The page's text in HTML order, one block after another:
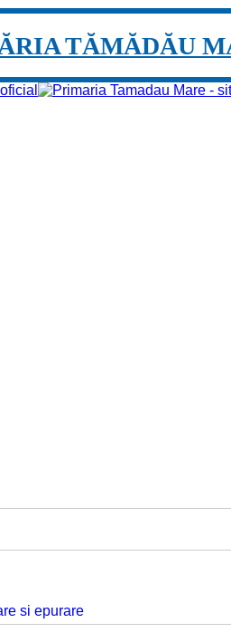
TĂMĂDĂU
si epurare